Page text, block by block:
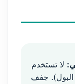
لا تستخدم
البول). جفف